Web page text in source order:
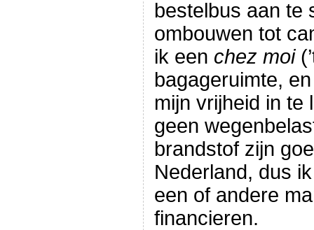
bestelbus aan te
ombouwen tot
ik een chez moi
bagageruimte,
mijn vrijheid in te
geen
brandstof zijn
Nederland, dus
een of andere
financieren.